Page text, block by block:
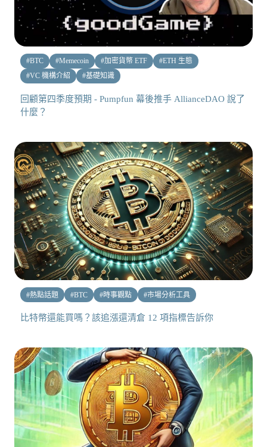
#BTC #Memecoin #加密貨幣 ETF #ETH 生態
#VC 機構介紹 #基礎知識
回顧第四季度預期 - Pumpfun 幕後推手 AllianceDAO 說了
什麼？
#熱點話題 #BTC #時事觀點 #市場分析工具
比特幣還能買嗎？該追漲還清倉 12 項指標告訴你